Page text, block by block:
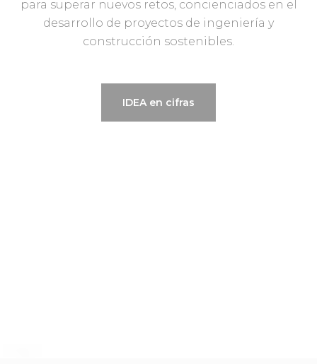
para superar nuevos retos, concienciados en el
desarrollo de proyectos de ingeniería y
construcción sostenibles.
IDEA en cifras